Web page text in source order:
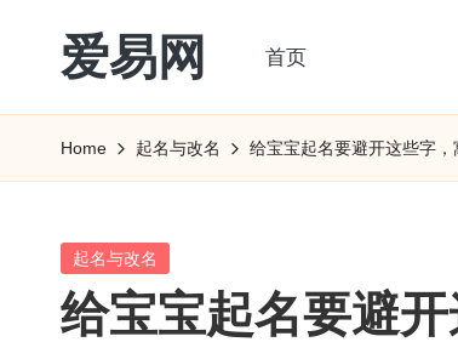
爱易网
历
阳
转
农
历
首页
Home 起名与改名 给宝宝起名要避开这些字
Posted
起名与改名
给宝宝起名要避